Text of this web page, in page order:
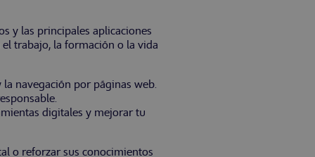
y las principales aplicaciones
trabajo, la formación o la vida
navegación por páginas web.
digitales y mejorar tu
o reforzar sus conocimientos